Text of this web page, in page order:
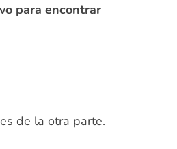
para encontrar
de la otra parte.